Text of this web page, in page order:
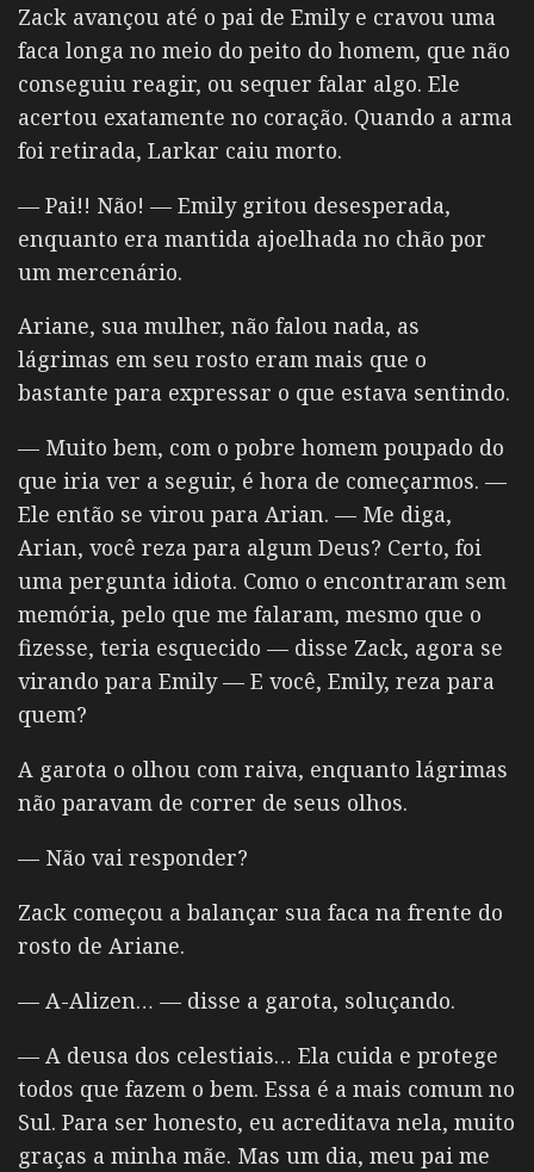
Zack avançou até o pai de Emily e cravou uma
faca longa no meio do peito do homem, que não
conseguiu reagir, ou sequer falar algo. Ele
acertou exatamente no coração. Quando a arma
foi retirada, Larkar caiu morto.
— Pai!! Não! — Emily gritou desesperada,
enquanto era mantida ajoelhada no chão por
um mercenário.
Ariane, sua mulher, não falou nada, as
lágrimas em seu rosto eram mais que o
bastante para expressar o que estava sentindo.
— Muito bem, com o pobre homem poupado do
que iria ver a seguir, é hora de começarmos. —
Ele então se virou para Arian. — Me diga,
Arian, você reza para algum Deus? Certo, foi
uma pergunta idiota. Como o encontraram sem
memória, pelo que me falaram, mesmo que o
fizesse, teria esquecido — disse Zack, agora se
virando para Emily— E você, Emily, reza para
quem?
A garota o olhou com raiva, enquanto lágrimas
não paravam de correr de seus olhos.
— Não vai responder?
Zack começou a balançar sua faca na frente do
rosto de Ariane.
— A-Alizen… — disse a garota, soluçando.
— A deusa dos celestiais… Ela cuida e protege
todos que fazem o bem. Essa é a mais comum no
Sul. Para ser honesto, eu acreditava nela, muito
graças a minha mãe. Mas um dia, meu pai me